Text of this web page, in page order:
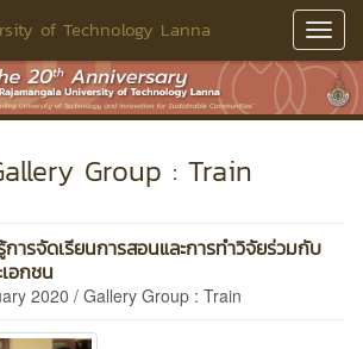
of Technology Lanna
Group : Train
ารจัดเรียนการสอนและการทำวิจัยร่วมกับ
อกชน
2020 / Gallery Group : Train